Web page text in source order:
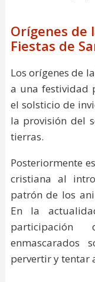
Orígenes de
Fiestas de
Los orígenes de
a una festividad
el solsticio de
la provisión del
tierras.
Posteriormente
cristiana al
patrón de los
En la
pervertir y tentar